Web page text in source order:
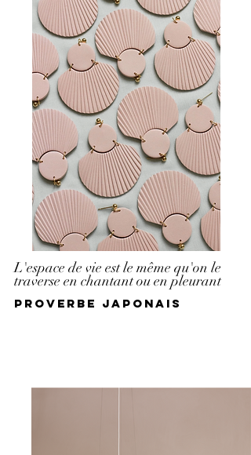
L'espace de vie est le même qu'on le
traverse en chantant ou en pleurant
Proverbe japonais